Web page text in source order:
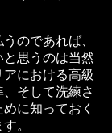
のであれば、
思うのは当然
における高級
そして洗練さ
に知っておく
。